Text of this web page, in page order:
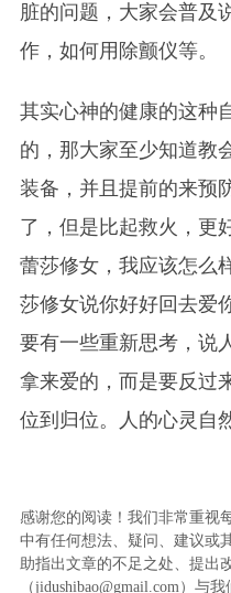
脏的问题，大家会普及
作，如何用除颤仪等。
其实心神的健康的这种
的，那大家至少知道教
装备，并且提前的来预
了，但是比起救火，更
蕾莎修女，我应该怎么
莎修女说你好好回去爱
要有一些重新思考，说
拿来爱的，而是要反过
位到归位。人的心灵自
感谢您的阅读！我们非常重视
中有任何想法、疑问、建议或
助指出文章的不足之处、提出
（jidushibao@gmail.com）与